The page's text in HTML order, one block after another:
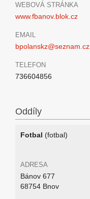
WEBOVÁ STRÁNKA
www.fbanov.blok.cz
EMAIL
bpolanskz@seznam.cz
TELEFON
736604856
Oddíly
Fotbal (fotbal)
ADRESA
Bánov 677
68754 Bnov